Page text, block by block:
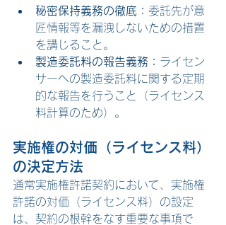
秘密保持義務の徹底： 委託先が意
匠情報等を漏洩しないための措置
を講じること。
製造委託料の報告義務： ライセン
サーへの製造委託料に関する定期
的な報告を行うこと（ライセンス
料計算のため）。
実施権の対価（ライセンス料）
の決定方法
通常実施権許諾契約において、実施権
許諾の対価（ライセンス料）の設定
は、契約の根幹をなす重要な事項で